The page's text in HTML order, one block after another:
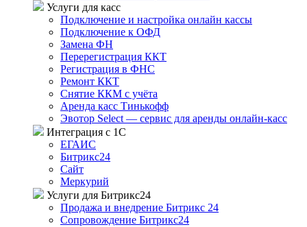
Услуги для касс
Подключение и настройка онлайн кассы
Подключение к ОФД
Замена ФН
Перерегистрация ККТ
Регистрация в ФНС
Ремонт ККТ
Снятие ККМ с учёта
Аренда касс Тинькофф
Эвотор Select — сервис для аренды онлайн-касс
Интеграция с 1С
ЕГАИС
Битрикс24
Сайт
Меркурий
Услуги для Битрикс24
Продажа и внедрение Битрикс 24
Сопровождение Битрикс24